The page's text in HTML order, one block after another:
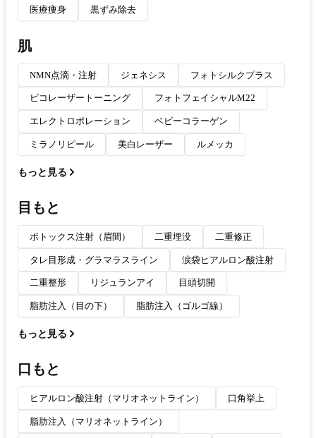
医療痩身 黒ずみ除去
肌
NMN点滴・注射 ジェネシス フォトシルクプラス
ピコレーザートーニング フォトフェイシャルM22
エレクトロポレーション ベビーコラーゲン
ミラノリピール 美白レーザー ルメッカ
もっと見る
目もと
ボトックス注射（眉間） 二重埋没 二重修正
タレ目形成・グラマラスライン 涙袋ヒアルロン酸注射
二重整形 リジュランアイ 目頭切開
脂肪注入（目の下） 脂肪注入（ゴルゴ線）
もっと見る
口もと
ヒアルロン酸注射（マリオネットライン） 口角挙上
脂肪注入（マリオネットライン）